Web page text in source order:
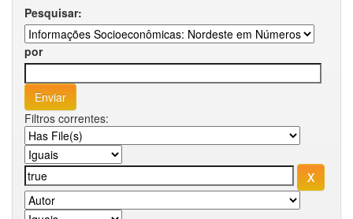
Pesquisar:
por
Filtros correntes: